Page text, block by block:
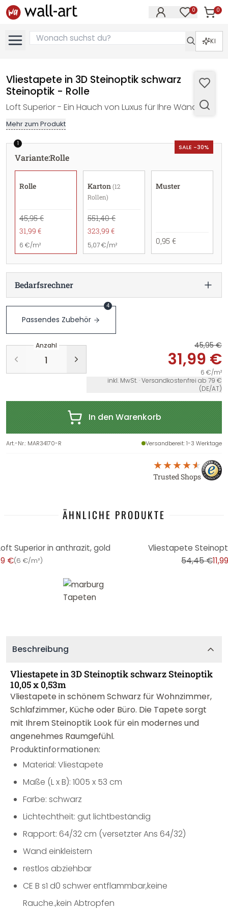
0 0
KI
Vliestapete in 3D Steinoptik schwarz
Steinoptik - Rolle
Loft Superior - Ein Hauch von Luxus für Ihre Wände!
Mehr zum Produkt
SALE -30%
1
Variante:Rolle
Rolle
45,95 €
31,99 €
6 €/m²
Karton (12
Rollen)
551,40 €
323,99 €
5,07 €/m²
Muster
0,95 €
Bedarfsrechner
Passendes Zubehör
4
Anzahl 45,95 €
31,99 €
6 €/m²
inkl. MwSt. · Versandkostenfrei ab 79 €
(DE/AT)
In den Warenkorb
Art.-Nr.: MAR34170-R Versandbereit: 1-3 Werktage
Trusted Shops
ÄHNLICHE PRODUKTE
Superior in anthrazit, gold
€(6 €/m²)
Vliestapete
54,45 €
Beschreibung
Vliestapete in 3D Steinoptik schwarz Steinoptik
10,05 x 0,53m
Vliestapete in schönem Schwarz für Wohnzimmer,
Schlafzimmer, Küche oder Büro. Die Tapete sorgt
mit Ihrem Steinoptik Look für ein modernes und
angenehmes Raumgefühl.
Produktinformationen:
Material: Vliestapete
Maße (L x B): 1005 x 53 cm
Farbe: schwarz
Lichtechtheit: gut lichtbeständig
Rapport: 64/32 cm (versetzter Ans 64/32)
Wand einkleistern
restlos abziehbar
CE B s1 d0 schwer entflammbar,keine
Rauche.,kein Abtropfen